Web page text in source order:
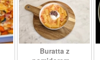
Buratta z